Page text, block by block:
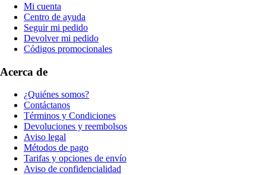
Mi cuenta
Centro de ayuda
Seguir mi pedido
Devolver mi pedido
Códigos promocionales
Acerca de
¿Quiénes somos?
Contáctanos
Términos y Condiciones
Devoluciones y reembolsos
Aviso legal
Métodos de pago
Tarifas y opciones de envío
Aviso de confidencialidad